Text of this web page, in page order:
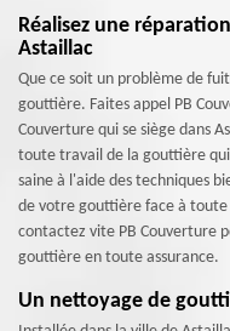
Réalisez une
Astaillac
Que ce soit un problème de
gouttière. Faites appel PB
Couverture qui se siège dans
toute travail de la gouttière
saine à l'aide des techniques
de votre gouttière face à
contactez vite PB Couverture
gouttière en toute assurance.
Un nettoyage de